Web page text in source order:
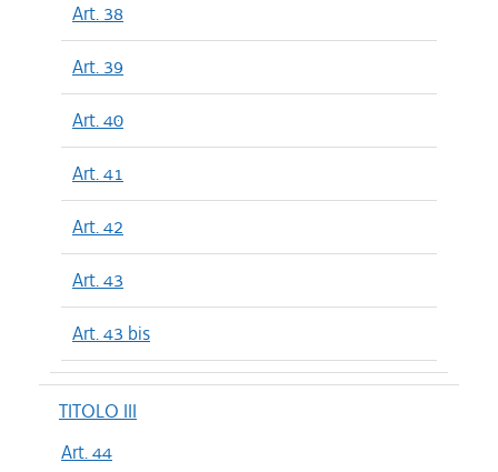
Art. 38
Art. 39
Art. 40
Art. 41
Art. 42
Art. 43
Art. 43 bis
TITOLO III
Art. 44